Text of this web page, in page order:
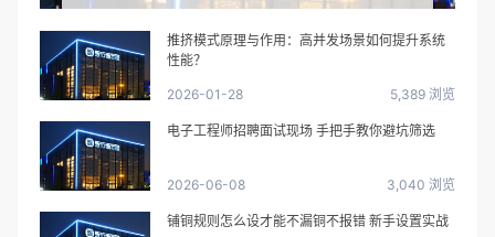
推挤模式原理与作用：高并发场景如何提升系统
性能？
2026-01-28 5,389 浏览
电子工程师招聘面试现场 手把手教你避坑筛选
2026-06-08 3,040 浏览
铺铜规则怎么设才能不漏铜不报错 新手设置实战